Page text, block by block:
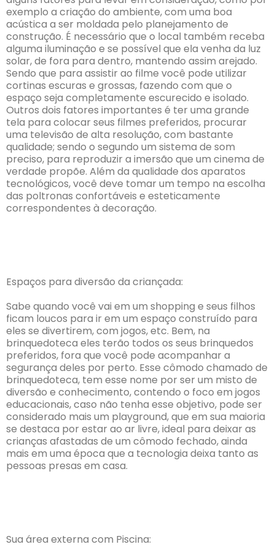
exemplo a criação do ambiente, com uma boa
acústica a ser moldada pelo planejamento de
construção. É necessário que o local também receba
alguma iluminação e se possível que ela venha da luz
solar, de fora para dentro, mantendo assim arejado.
Sendo que para assistir ao filme você pode utilizar
cortinas escuras e grossas, fazendo com que o
espaço seja completamente escurecido e isolado.
Outros dois fatores importantes é ter uma grande
tela para colocar seus filmes preferidos, procurar
uma televisão de alta resolução, com bastante
qualidade; sendo o segundo um sistema de som
preciso, para reproduzir a imersão que um cinema de
verdade propõe. Além da qualidade dos aparatos
tecnológicos, você deve tomar um tempo na escolha
das poltronas confortáveis e esteticamente
correspondentes à decoração.
Espaços para diversão da criançada:
Sabe quando você vai em um shopping e seus filhos
ficam loucos para ir em um espaço construído para
eles se divertirem, com jogos, etc. Bem, na
brinquedoteca eles terão todos os seus brinquedos
preferidos, fora que você pode acompanhar a
segurança deles por perto. Esse cômodo chamado de
brinquedoteca, tem esse nome por ser um misto de
diversão e conhecimento, contendo o foco em jogos
educacionais, caso não tenha esse objetivo, pode ser
considerado mais um playground, que em sua maioria
se destaca por estar ao ar livre, ideal para deixar as
crianças afastadas de um cômodo fechado, ainda
mais em uma época que a tecnologia deixa tanto as
pessoas presas em casa.
Sua área externa com Piscina: